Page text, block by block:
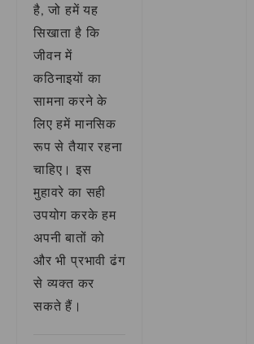
है, जो हमें यह
सिखाता है कि
जीवन में
कठिनाइयों का
सामना करने के
लिए हमें मानसिक
रूप से तैयार रहना
चाहिए। इस
मुहावरे का सही
उपयोग करके हम
अपनी बातों को
और भी प्रभावी ढंग
से व्यक्त कर
सकते हैं।